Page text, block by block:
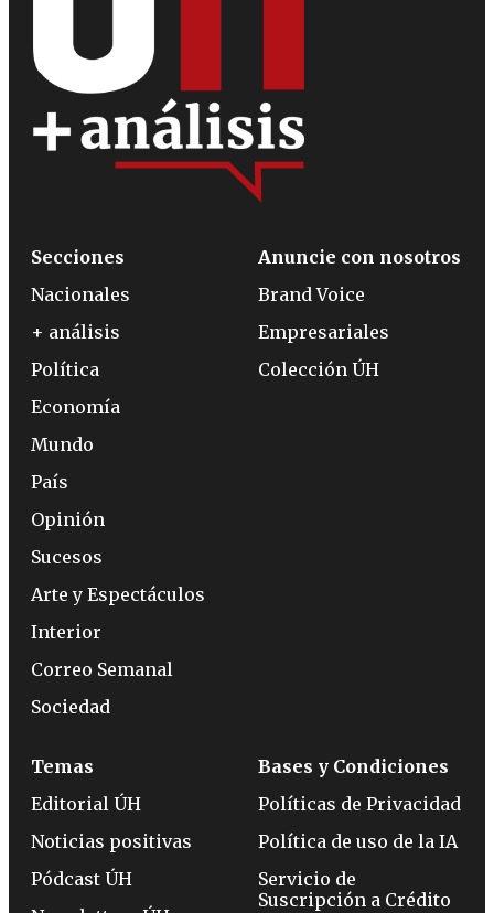
Secciones
Nacionales
+ análisis
Política
Economía
Mundo
País
Opinión
Sucesos
Arte y Espectáculos
Interior
Correo Semanal
Sociedad
Anuncie con nosotros
Brand Voice
Empresariales
Colección ÚH
Temas
Editorial ÚH
Noticias positivas
Pódcast ÚH
Bases y Condiciones
Políticas de Privacidad
Política de uso de la IA
Servicio de
Suscripción a Crédito